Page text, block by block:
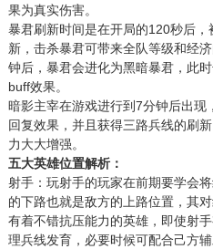
果为真实伤害。
暴君刷新时间是在开局的120秒后
新，击杀暴君可带来全队等级和经
钟后，暴君会进化为黑暗暴君，此
buff效果。
暗影主宰在游戏进行到7分钟后出现
回复效果，并且获得三路兵线的刷
力大大增强。
五大英雄位置解析：
射手：玩射手的玩家在前期要学会
的下路也就是敌方的上路位置，其
有着不错抗压能力的英雄，即使射
理兵线发育，必要时候可配合己方辅